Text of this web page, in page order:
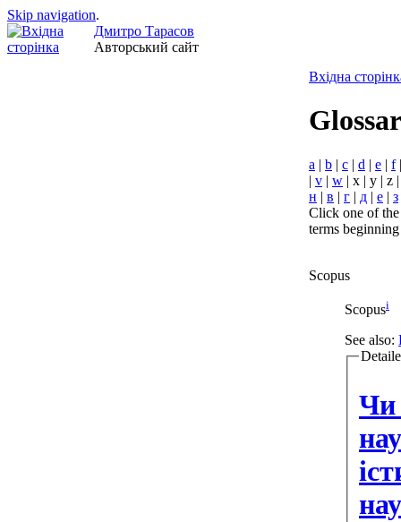
Skip navigation.
Дмитро Тарасов
Авторський сайт
Вхідна
a | b | c | d | e | f
| v | w | x | y | z
н | в | г | д | е | з
Click one of the
terms
Scopus
Scopusi
See also:
Чи